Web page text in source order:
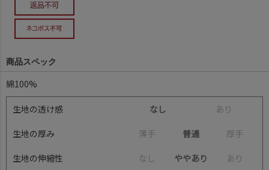
商品スペック
綿100%
生地の透け感 なし あ り
生地の厚み 薄手 普通 厚手
生地の伸縮性 な し ややあり あ り